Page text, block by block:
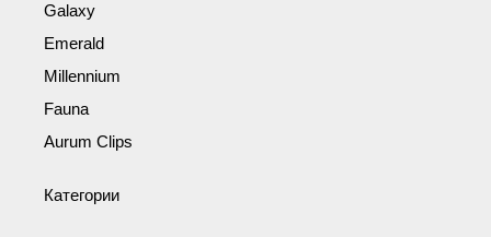
Galaxy
Emerald
Millennium
Fauna
Aurum Clips
Категории